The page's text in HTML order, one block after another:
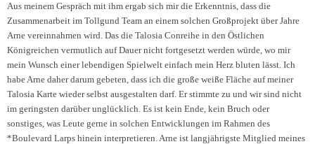
Aus meinem Gespräch mit ihm ergab sich mir die Erkenntnis, dass die
Zusammenarbeit im Tollgund Team an einem solchen Großprojekt über Jahre
Arne vereinnahmen wird. Das die Talosia Conreihe in den Östlichen
Königreichen vermutlich auf Dauer nicht fortgesetzt werden würde, wo mir
mein Wunsch einer lebendigen Spielwelt einfach mein Herz bluten lässt. Ich
habe Arne daher darum gebeten, dass ich die große weiße Fläche auf meiner
Talosia Karte wieder selbst ausgestalten darf. Er stimmte zu und wir sind nicht
im geringsten darüber unglücklich. Es ist kein Ende, kein Bruch oder
sonstiges, was Leute gerne in solchen Entwicklungen im Rahmen des
*Boulevard Larps hinein interpretieren. Arne ist langjährigste Mitglied meines